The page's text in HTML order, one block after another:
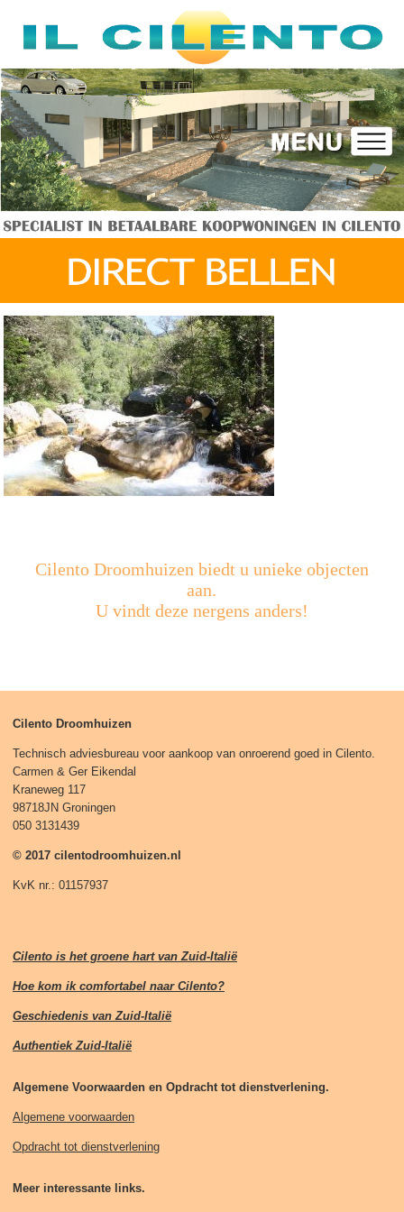
Cilento Droomhuizen biedt u unieke objecten
aan.
U vindt deze nergens anders!
Cilento Droomhuizen
Technisch adviesbureau voor aankoop van onroerend goed in Cilento.
Carmen & Ger Eikendal
Kraneweg 117
98718JN Groningen
050 3131439
© 2017 cilentodroomhuizen.nl
KvK nr.: 01157937
Cilento is het groene hart van Zuid-Italië
Hoe kom ik comfortabel naar Cilento?
Geschiedenis van Zuid-Italië
Authentiek Zuid-Italië
Algemene Voorwaarden en Opdracht tot dienstverlening.
Algemene voorwaarden
Opdracht tot dienstverlening
Meer interessante links.